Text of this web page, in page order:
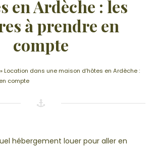
en Ardèche : les
à prendre en
compte
»Location dans une maison d’hôtes en Ardèche :
compte
hébergement louer pour aller en